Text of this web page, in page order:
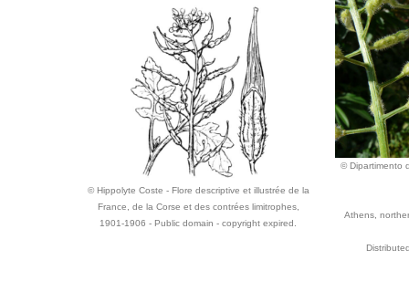
© Hippolyte Coste - Flore descriptive et illustrée de la
France, de la Corse et des contrées limitrophes,
1901-1906 - Public domain - copyright expired.
© Dipartimento
Athens,